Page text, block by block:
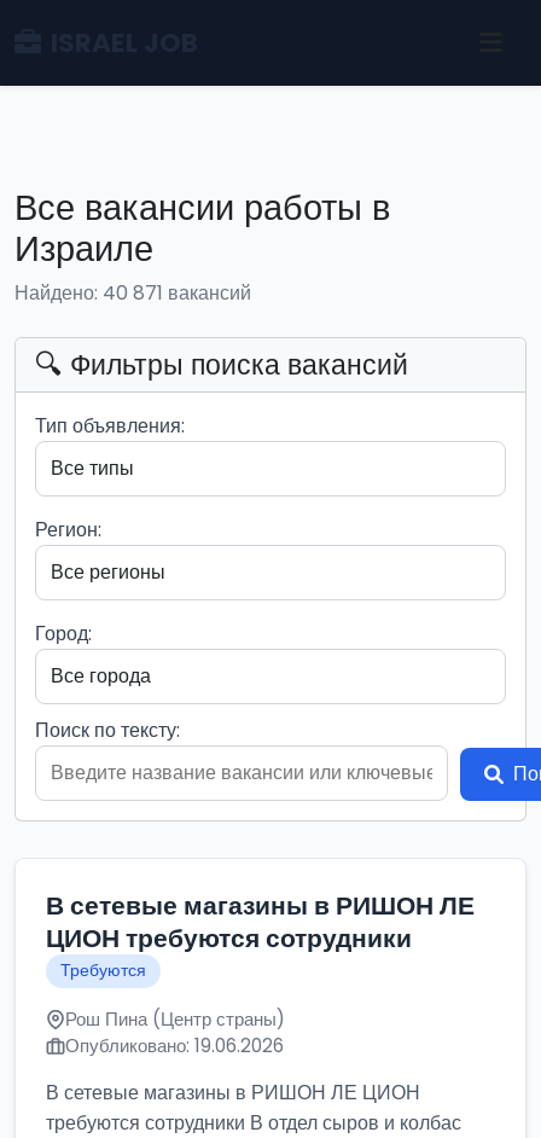
Все вакансии работы в
Израиле
Найдено: 40 871 вакансий
🔍 Фильтры поиска вакансий
Тип объявления:
Регион:
Город:
Поиск по тексту:
В сетевые магазины в РИШОН ЛЕ
ЦИОН требуются сотрудники
Требуются
Рош Пина (Центр страны)
Опубликовано: 19.06.2026
В сетевые магазины в РИШОН ЛЕ ЦИОН
требуются сотрудники В отдел сыров и колбас